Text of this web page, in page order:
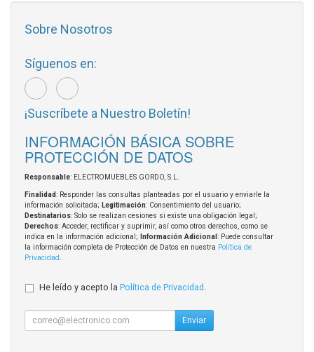
Sobre Nosotros
Síguenos en:
¡Suscríbete a Nuestro Boletín!
INFORMACIÓN BÁSICA SOBRE
PROTECCIÓN DE DATOS
Responsable: ELECTROMUEBLES GORDO, S.L.
Finalidad: Responder las consultas planteadas por el usuario y enviarle la
información solicitada; Legitimación: Consentimiento del usuario;
Destinatarios: Solo se realizan cesiones si existe una obligación legal;
Derechos: Acceder, rectificar y suprimir, así como otros derechos, como se
indica en la información adicional;
Información Adicional : Puede consultar
la información completa de Protección de Datos en nuestra Política de
Privacidad
He leído y acepto la Política de Privacidad
Enviar